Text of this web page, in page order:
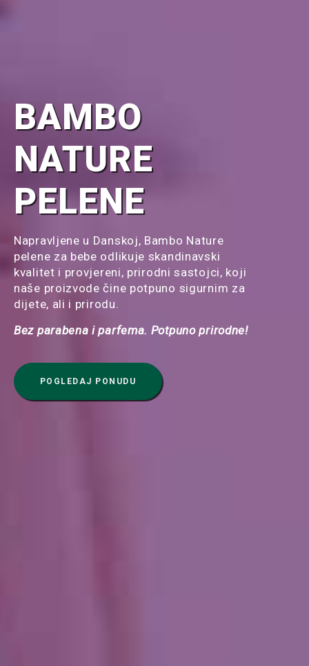
BAMBO
NATURE
PELENE
Napravljene u Danskoj, Bambo Nature
pelene za bebe odlikuje skandinavski
kvalitet i provjereni, prirodni sastojci, koji
naše proizvode čine potpuno sigurnim za
dijete, ali i prirodu.
Bez parabena i parfema. Potpuno prirodne!
POGLEDAJ PONUDU